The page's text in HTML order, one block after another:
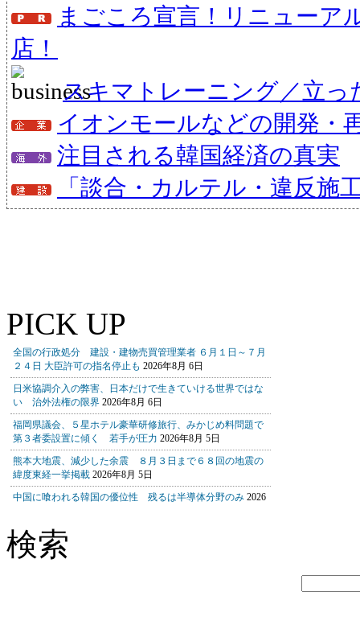
まごころ宣言！リニューア
店！
スキマトレーニング／立っ
イオンモールなどの開発・
注目される韓国経済の真実
「談合・カルテル・違反施
PICK UP
検索